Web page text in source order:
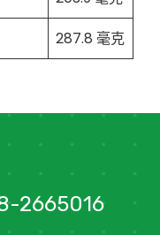
287.8 毫克
2665016